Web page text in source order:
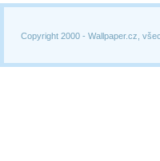
Copyright 2000 - Wallpaper.cz,